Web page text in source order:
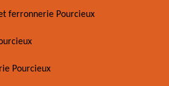
ferronnerie Pourcieux
Pourcieux